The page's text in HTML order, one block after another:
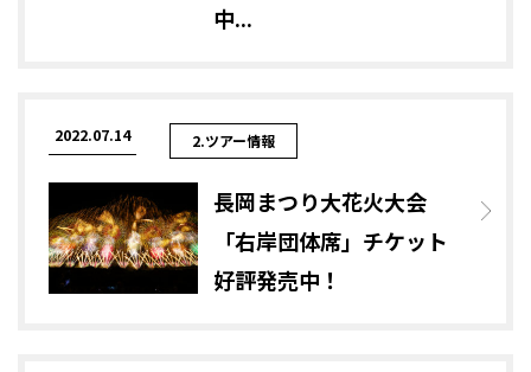
中...
2022.07.14 2.ツアー情報
長岡まつり大花火大会
「右岸団体席」チケット
好評発売中！